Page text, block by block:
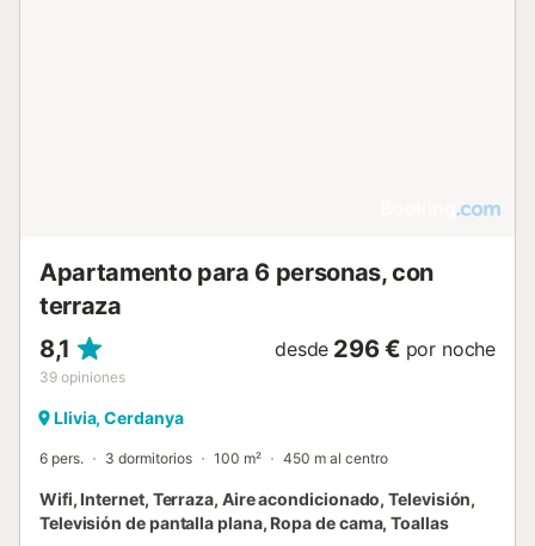
Apartamento para 6 personas, con
terraza
8,1
39 opiniones
desde 296 € por noche
Llivia, Cerdanya
6 pers. 3 dormitorios 100 m² 450 m al centro
Wifi, Internet, Terraza, Aire acondicionado, Televisión,
Televisión de pantalla plana, Ropa de cama, Toallas